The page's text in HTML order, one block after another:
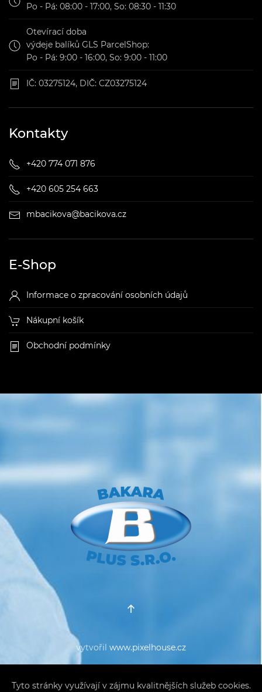
Po - Pá: 08:00 - 17:00, So: 08:30 - 11:30
Otevírací doba
výdeje balíků GLS ParcelShop:
Po - Pá: 9:00 - 16:00, So: 9:00 - 11:00
IČ: 03275124, DIČ: CZ03275124
Kontakty
+420 774 071 876
+420 605 254 663
mbacikova@bacikova.cz
E-Shop
Informace o zpracování osobních údajů
Nákupní košík
Obchodní podmínky
vytvořil www.pixelhouse.cz
Tyto stránky využívají v zájmu kvalitnějších služeb cookies.